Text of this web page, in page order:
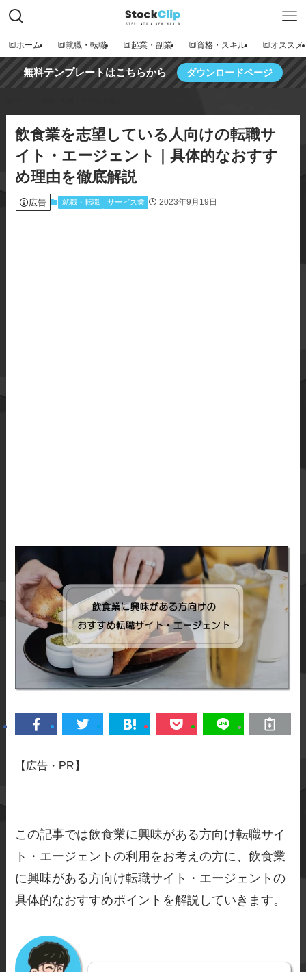
🔳ホーム 🔳就職・転職 🔳起業・副業 🔳資格・スキル 🔳オススメ
無料テンプレートはこちらから ダウンロードページ
飲食業を志望している人向けの転職サ
イト・エージェント｜具体的なおすす
め理由を徹底解説
広告 就職・転職 サービス業 2023年9月19日
【広告・PR】
この記事では飲食業に興味がある方向け転職サイ
ト・エージェントの利用をお考えの方に、飲食業
に興味がある方向け転職サイト・エージェントの
具体的なおすすめポイントを解説していきます。